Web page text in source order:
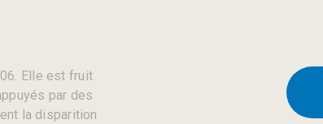
Elle est fruit
par des
la disparition